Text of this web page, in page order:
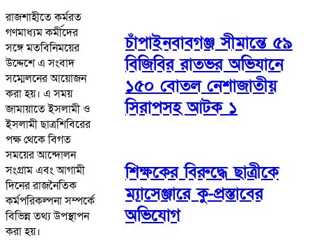
রাজশাহীতে কর্মরত
গণমাধ্যম কর্মীদের
সঙ্গে মতবিনিময়ের
উদ্দেশে এ সংবাদ
সম্মেলনের আয়োজন
করা হয়। এ সময়
জামায়াতে ইসলামী ও
ইসলামী ছাত্রশিবিরের
পক্ষ থেকে বিগত
সময়ের আন্দোলন
সংগ্রাম এবং আগামী
দিনের রাজনৈতিক
কর্মপরিকল্পনা সম্পর্কে
বিভিন্ন তথ্য উপস্থাপন
করা হয়।
চাঁপাইনবাবগঞ্জ সীমান্তে ৫৯
বিজিবির রাতভর অভিযানে
১৫০ বোতল নেশাজাতীয়
সিরাপসহ আটক ১
শিক্ষকের বিরুদ্ধে ছাত্রীকে
ম্যাসেঞ্জারে কু-প্রস্তাবের
অভিযোগ